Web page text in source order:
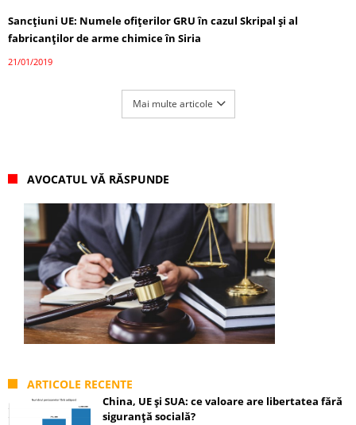
Sancțiuni UE: Numele ofițerilor GRU în cazul Skripal și al
fabricanților de arme chimice în Siria
21/01/2019
Mai multe articole
AVOCATUL VĂ RĂSPUNDE
ARTICOLE RECENTE
China, UE și SUA: ce valoare are libertatea fără
siguranță socială?